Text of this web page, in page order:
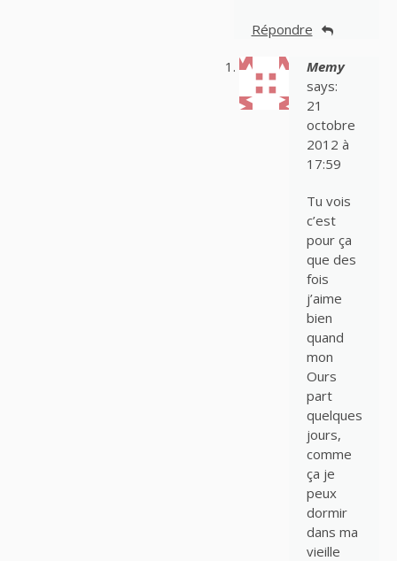
Répondre
Memy
says:
21
octobre
2012 à
17:59
Tu vois
c’est
pour ça
que des
fois
j’aime
bien
quand
mon
Ours
part
quelques
jours,
comme
ça je
peux
dormir
dans ma
vieille